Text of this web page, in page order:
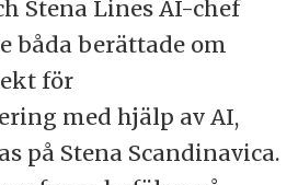
Stena Lines AI-chef
båda berättade om
för
med hjälp av AI,
på Stena Scandinavica.